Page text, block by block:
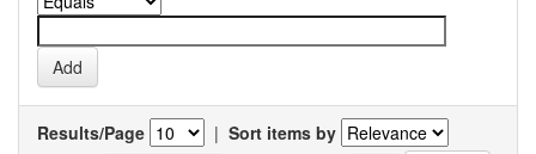
Results/Page | Sort items by